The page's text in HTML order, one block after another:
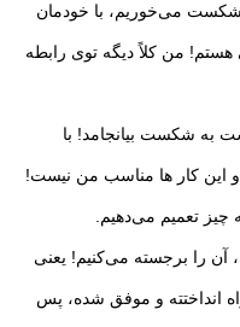
شکست می‌خوریم، با خودمان
من کلاً دیگه توی رابطه
به شکست بیانجامد! با
این کار ها مناسب من نیست!
تعمیم می‌دهیم.
آن را برجسته می‌کنیم! یعنی
انداختته و موفق شده، پس